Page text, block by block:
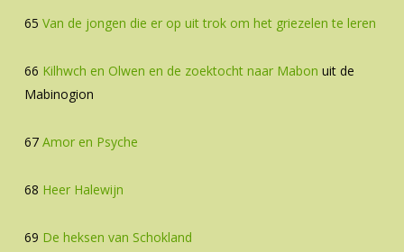
65 Van de jongen die er op uit trok om het griezelen te leren
66 Kilhwch en Olwen en de zoektocht naar Mabon uit de
Mabinogion
67 Amor en Psyche
68 Heer Halewijn
69 De heksen van Schokland